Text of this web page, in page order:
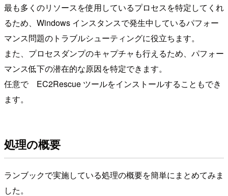
最も多くのリソースを使用しているプロセスを特定してくれ
るため、Windows インスタンスで発生中しているパフォー
マンス問題のトラブルシューティングに役立ちます。
また、プロセスダンプのキャプチャも行えるため、パフォー
マンス低下の潜在的な原因を特定できます。
任意で EC2Rescue ツールをインストールすることもでき
ます。
処理の概要
ランブックで実施している処理の概要を簡単にまとめてみま
した。